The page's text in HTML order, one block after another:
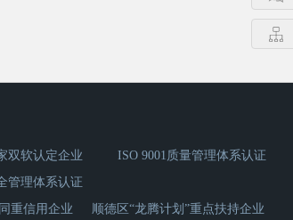
双软认定企业
ISO 9001质量管理体系认证
管理体系认证
重信用企业 顺德区“龙腾计划”重点扶持企业